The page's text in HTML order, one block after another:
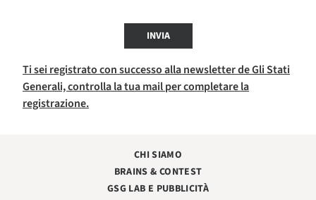
INVIA
Ti sei registrato con successo alla newsletter de Gli Stati
Generali, controlla la tua mail per completare la
registrazione.
CHI SIAMO
BRAINS & CONTEST
GSG LAB E PUBBLICITÀ